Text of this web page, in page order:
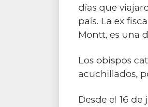
días que
país. La ex
Montt, es una
Los obispos
acuchillados,
Desde el 16